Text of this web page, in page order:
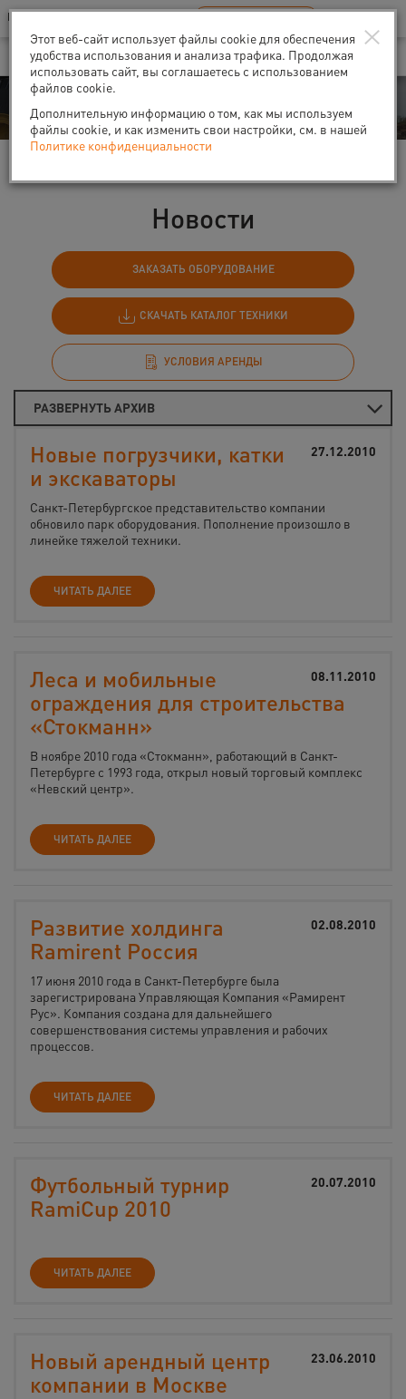
Ваш город:Санкт-Петербург
В Вашем регионе нет наших офисов RU EN
События
Новости
ЗАКАЗАТЬ ОБОРУДОВАНИЕ
СКАЧАТЬ КАТАЛОГ ТЕХНИКИ
УСЛОВИЯ АРЕНДЫ
РАЗВЕРНУТЬ АРХИВ
27.12.2010
Новые погрузчики, катки
и экскаваторы
Санкт-Петербургское представительство компании
обновило парк оборудования. Пополнение произошло в
линейке тяжелой техники.
ЧИТАТЬ ДАЛЕЕ
08.11.2010
Леса и мобильные
ограждения для строительства
«Стокманн»
В ноябре 2010 года «Стокманн», работающий в Санкт-
Петербурге с 1993 года, открыл новый торговый комплекс
«Невский центр».
ЧИТАТЬ ДАЛЕЕ
02.08.2010
Развитие холдинга
Ramirent Россия
17 июня 2010 года в Санкт-Петербурге была
зарегистрирована Управляющая Компания «Рамирент
Рус». Компания создана для дальнейшего
совершенствования системы управления и рабочих
процессов.
ЧИТАТЬ ДАЛЕЕ
20.07.2010
Футбольный турнир
RamiCup 2010
ЧИТАТЬ ДАЛЕЕ
23.06.2010
Новый арендный центр
компании в Москве
×
Этот веб-сайт использует файлы cookie для обеспечения
удобства использования и анализа трафика. Продолжая
использовать сайт, вы соглашаетесь с использованием
файлов cookie.
Дополнительную информацию о том, как мы используем
файлы cookie, и как изменить свои настройки, см. в нашей
Политике конфиденциальности